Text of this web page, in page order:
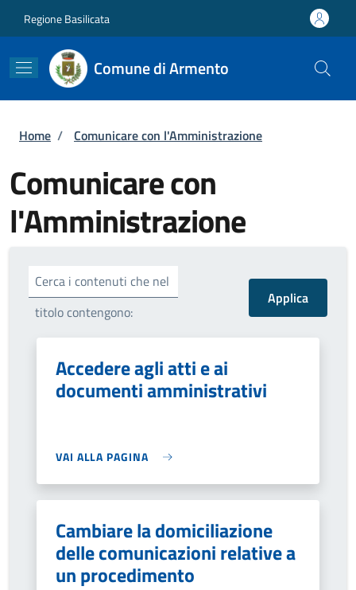
Regione Basilicata
Comune di Armento
Briciole di pane
Home / Comunicare con l'Amministrazione
Comunicare con
l'Amministrazione
Cerca i contenuti che nel
titolo contengono:
Accedere agli atti e ai
documenti amministrativi
VAI ALLA PAGINA
Cambiare la domiciliazione
delle comunicazioni relative a
un procedimento